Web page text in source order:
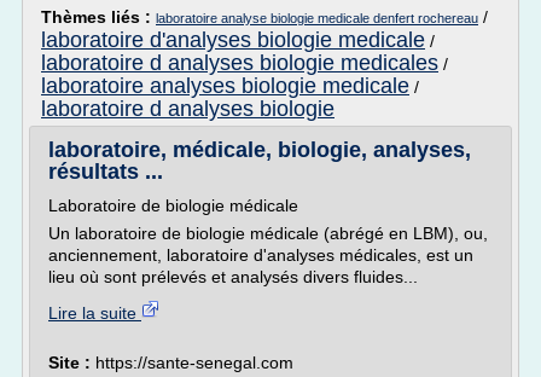
Thèmes liés : laboratoire analyse biologie medicale denfert rochereau /
laboratoire d'analyses biologie medicale /
laboratoire d analyses biologie medicales /
laboratoire analyses biologie medicale /
laboratoire d analyses biologie
laboratoire, médicale, biologie, analyses,
résultats ...
Laboratoire de biologie médicale
Un laboratoire de biologie médicale (abrégé en LBM), ou,
anciennement, laboratoire d'analyses médicales, est un
lieu où sont prélevés et analysés divers fluides...
Lire la suite
Site : https://sante-senegal.com